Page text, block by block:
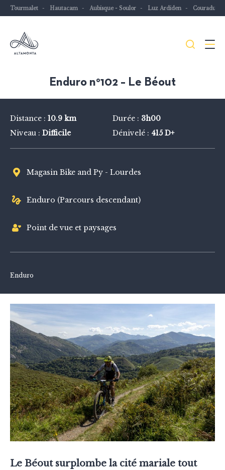
Tourmalet Hautacam Aubisque - Soulor Luz Ardiden
à
vélo
ou
VTT
Menu
Enduro n°102 – Le Béout
Distance : 10.9 km Durée : 3h00
Niveau : Difficile Dénivelé : 415 D+
Magasin Bike and Py - Lourdes
Enduro (Parcours descendant)
Point de vue et paysages
Enduro
Le Béout surplombe la cité mariale tout